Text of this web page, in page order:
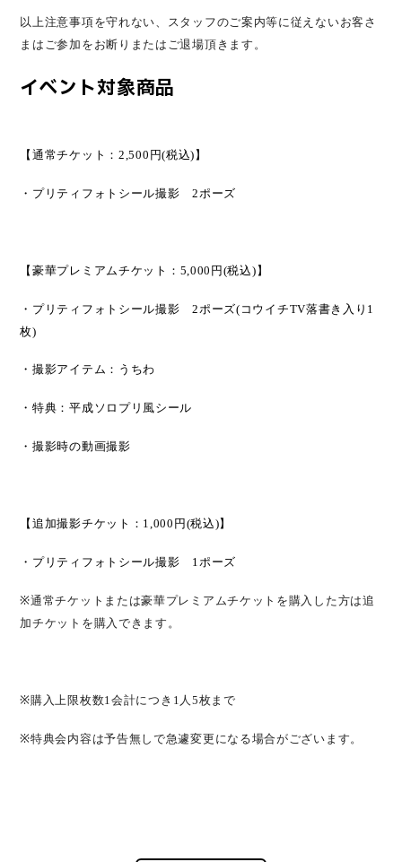
以上注意事項を守れない、スタッフのご案内等に従えないお客さ
まはご参加をお断りまたはご退場頂きます。
イベント対象商品
【通常チケット： 2,500 円(税込) 】
・プリティフォトシール撮影2 ポーズ
【豪華プレミアムチケット： 5 000 円(税込)】
・プリティフォトシール撮影2 ポーズ( コウイチTV落書き入り 1
枚)
・撮影アイテム：うちわ
・特典：平成ソロプリ風シール
・撮影時の動画撮影
【追加撮影チケット： 1,000 円 (税込)】
・プリティフォトシール撮影 1 ポーズ
※通常チケットまたは豪華プレミアムチケットを購入した方は追
加チケットを購入できます。
※購入上限枚数1 会計につき 1 人 5枚まで
※特典会内容は予告無しで急遽変更になる場合がございます。